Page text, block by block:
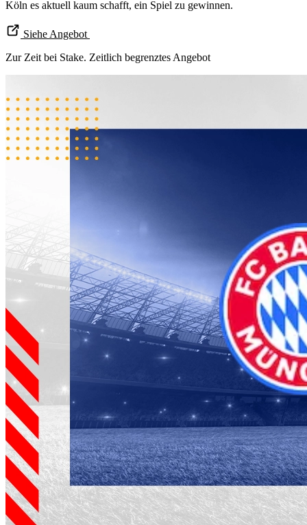
Köln es aktuell kaum schafft, ein Spiel zu gewinnen.
Siehe Angebot
Zur Zeit bei Stake. Zeitlich begrenztes Angebot